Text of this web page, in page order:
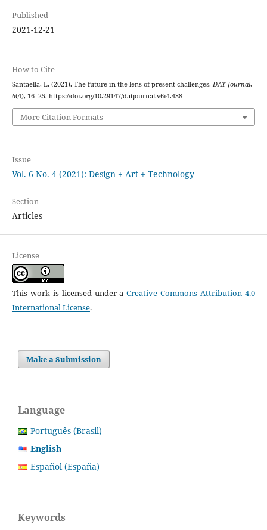
Published
2021-12-21
How to Cite
Santaella, L. (2021). The future in the lens of present challenges. DAT Journal,
6(4), 16–25. https://doi.org/10.29147/datjournal.v6i4.488
More Citation Formats
Issue
Vol. 6 No. 4 (2021): Design + Art + Technology
Section
Articles
License
This work is licensed under aCreative Commons Attribution 4.0
International License.
Make a Submission
Language
Português (Brasil)
English
Español (España)
Keywords